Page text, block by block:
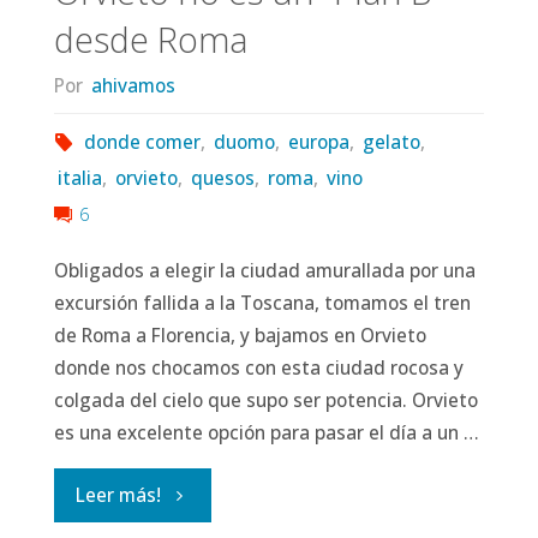
desde Roma
Por ahivamos
donde comer, duomo, europa, gelato,
italia, orvieto, quesos, roma, vino
6
Obligados a elegir la ciudad amurallada por una
excursión fallida a la Toscana, tomamos el tren
de Roma a Florencia, y bajamos en Orvieto
donde nos chocamos con esta ciudad rocosa y
colgada del cielo que supo ser potencia. Orvieto
es una excelente opción para pasar el día a un …
Leer más! "Orvieto